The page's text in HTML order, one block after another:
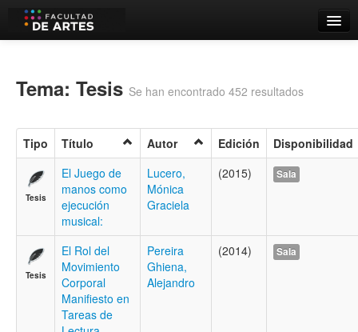
Búsqueda Avanzada
Contacto
Iniciar sesión
Tema: Tesis Se han encontrado 452 resultados
Tipo Título Autor Edición Disponibilidad
Tesis
El Juego de
manos como
ejecución
musical:
Lucero,
Mónica
Graciela
(2015) Sala
Tesis
El Rol del
Movimiento
Corporal
Manifiesto en
Tareas de
Pereira
Ghiena,
Alejandro
(2014) Sala